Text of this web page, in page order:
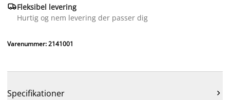
Fleksibel levering
Hurtig og nem levering der passer dig
Varenummer: 2141001
Specifikationer 